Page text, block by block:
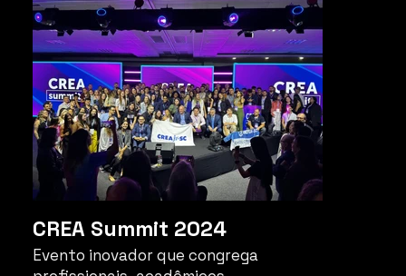
CREA Summit 2024
Evento inovador que congrega